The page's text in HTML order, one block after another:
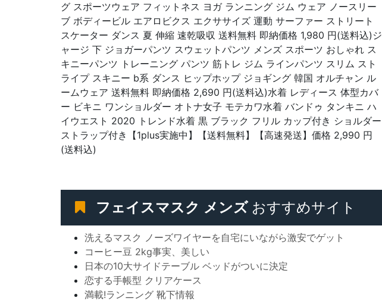
グ スポーツウェア フィットネス ヨガ ランニング ジム ウェア ノースリー
ブ ボディービル エアロビクス エクササイズ 運動 サーファー ストリート
スケーター ダンス 夏 伸縮 速乾吸収 送料無料 即納価格 1,980 円(送料込)ジ
ャージ 下 ジョガーパンツ スウェットパンツ メンズ スポーツ おしゃれ ス
キニーパンツ トレーニング パンツ 筋トレ ジム ラインパンツ スリム スト
ライプ スキニー b系 ダンス ヒップホップ ジョギング 韓国 オルチャン ル
ームウェア 送料無料 即納価格 2,690 円(送料込)水着 レディース 体型カバ
ー ビキニ ワンショルダー オトナ女子 モテカワ水着 バンドゥ タンキニ ハ
イウエスト 2020 トレンド水着 黒 ブラック フリル カップ付き ショルダー
ストラップ付き【1plus実施中】【送料無料】【高速発送】価格 2,990 円
(送料込)
フェイスマスク メンズおすすめサイト
洗えるマスク ノーズワイヤーを自宅にいながら激安でゲット
コーヒー豆 2kg事実、美しい
日本の10大サイドテーブル ベッドがついに決定
恋する手帳型 クリアケース
満載!ランニング 靴下情報